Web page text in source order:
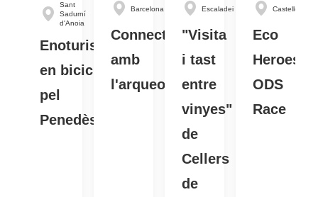
Sant
Sadurní
d'Anoia
Enoturisme
en bicicleta
pel
Penedès
Barcelona
Connecta
amb
l'arqueologia!
Escaladei
"Visita
i tast
entre
vinyes"
de
Cellers
de
Castelldefels
Eco
Heroes
ODS
Race